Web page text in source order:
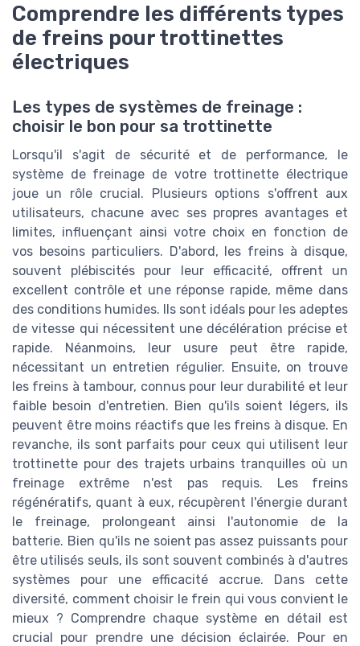
Comprendre les différents types
de freins pour trottinettes
électriques
Les types de systèmes de freinage :
choisir le bon pour sa trottinette
Lorsqu'il s'agit de sécurité et de performance, le
système de freinage de votre trottinette électrique
joue un rôle crucial. Plusieurs options s'offrent aux
utilisateurs, chacune avec ses propres avantages et
limites, influençant ainsi votre choix en fonction de
vos besoins particuliers. D'abord, les freins à disque,
souvent plébiscités pour leur efficacité, offrent un
excellent contrôle et une réponse rapide, même dans
des conditions humides. Ils sont idéals pour les adeptes
de vitesse qui nécessitent une décélération précise et
rapide. Néanmoins, leur usure peut être rapide,
nécessitant un entretien régulier. Ensuite, on trouve
les freins à tambour, connus pour leur durabilité et leur
faible besoin d'entretien. Bien qu'ils soient légers, ils
peuvent être moins réactifs que les freins à disque. En
revanche, ils sont parfaits pour ceux qui utilisent leur
trottinette pour des trajets urbains tranquilles où un
freinage extrême n'est pas requis. Les freins
régénératifs, quant à eux, récupèrent l'énergie durant
le freinage, prolongeant ainsi l'autonomie de la
batterie. Bien qu'ils ne soient pas assez puissants pour
être utilisés seuls, ils sont souvent combinés à d'autres
systèmes pour une efficacité accrue. Dans cette
diversité, comment choisir le frein qui vous convient le
mieux ? Comprendre chaque système en détail est
crucial pour prendre une décision éclairée. Pour en